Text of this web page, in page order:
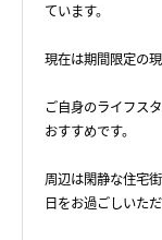
ています。
現在は期間限定の
ご自身のライフス
おすすめです。
周辺は閑静な住宅
日をお過ごしいただ